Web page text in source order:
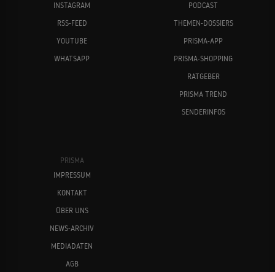
INSTAGRAM
RSS-FEED
YOUTUBE
WHATSAPP
PODCAST
THEMEN-DOSSIERS
PRISMA-APP
PRISMA-SHOPPING
RATGEBER
PRISMA TREND
SENDERINFOS
PRISMA
IMPRESSUM
KONTAKT
ÜBER UNS
NEWS-ARCHIV
MEDIADATEN
AGB